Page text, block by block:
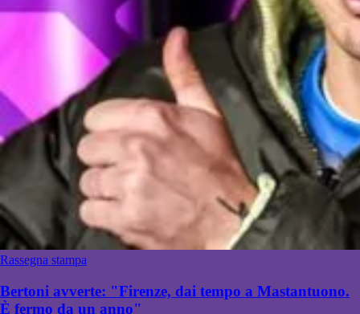
Rassegna stampa
Bertoni avverte: "Firenze, dai tempo a Mastantuono.
È fermo da un anno"